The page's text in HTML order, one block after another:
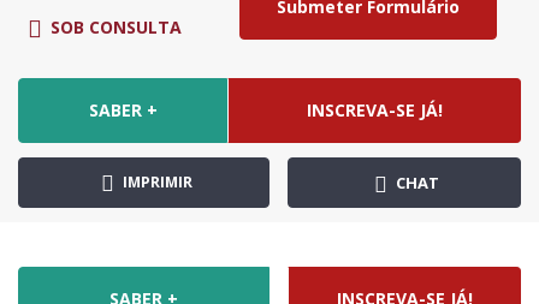
SOB CONSULTA
SABER + INSCREVA-SE JÁ!
IMPRIMIR CHAT
SABER + INSCREVA-SE JÁ!